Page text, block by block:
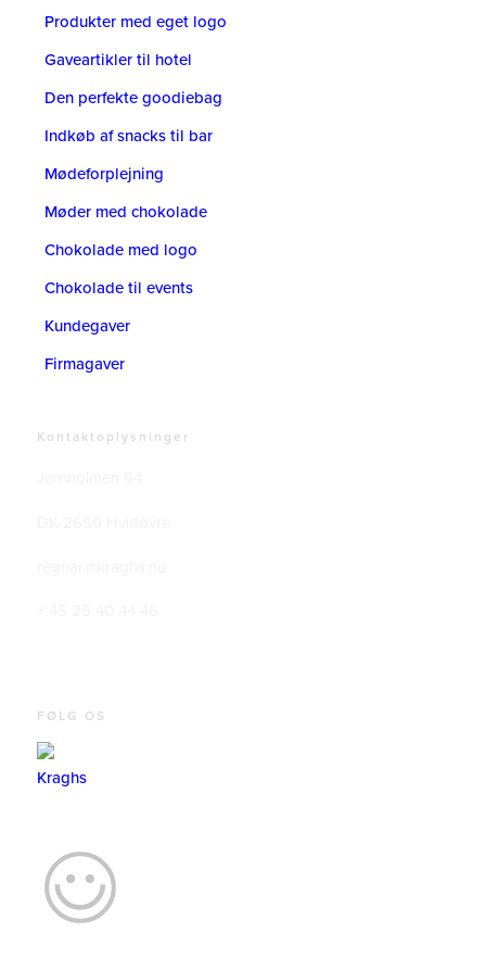
Produkter med eget logo
Gaveartikler til hotel
Den perfekte goodiebag
Indkøb af snacks til bar
Mødeforplejning
Møder med chokolade
Chokolade med logo
Chokolade til events
Kundegaver
Firmagaver
Kontaktoplysninger
FØLG OS